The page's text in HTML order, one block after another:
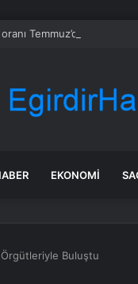
Temmuz’da %5,1’e
EKONOMI
Örgütleriyle Buluştu